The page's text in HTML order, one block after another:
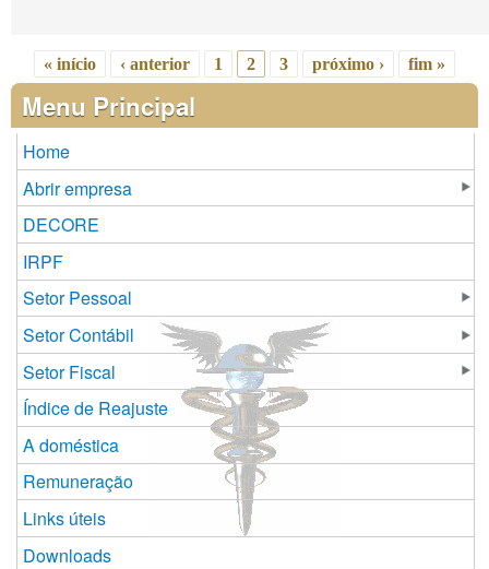
Páginas
« início ‹ anterior 1 2 3 próximo › fim »
Menu Principal
Home
Abrir empresa
DECORE
IRPF
Setor Pessoal
Setor Contábil
Setor Fiscal
Índice de Reajuste
A doméstica
Remuneração
Links úteis
Downloads